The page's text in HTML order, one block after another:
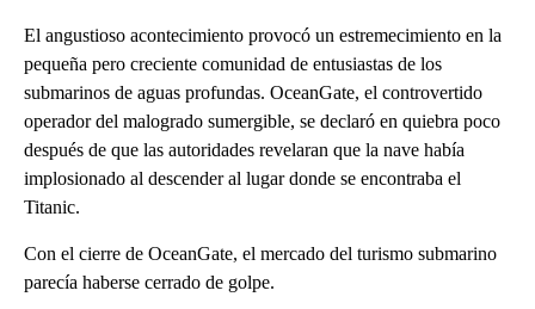
El angustioso acontecimiento provocó un estremecimiento en la
pequeña pero creciente comunidad de entusiastas de los
submarinos de aguas profundas. OceanGate, el controvertido
operador del malogrado sumergible, se declaró en quiebra poco
después de que las autoridades revelaran que la nave había
implosionado al descender al lugar donde se encontraba el
Titanic.
Con el cierre de OceanGate, el mercado del turismo submarino
parecía haberse cerrado de golpe.